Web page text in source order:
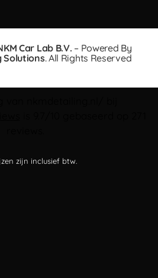
Car Lab B.V. – Powered By
Solutions. All Rights Reserved
zijn inclusief btw.